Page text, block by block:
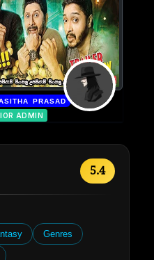
PRASAD |
ADMIN
5.4
Genres